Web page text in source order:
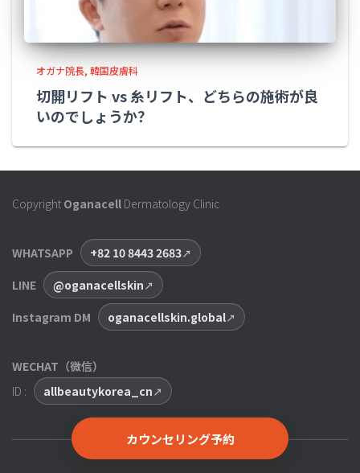
オガナ院長 韓国皮膚科
切開リフト vs 糸リフト、どちらの施術が良
いのでしょうか？
Copyright Oganacell Dermatology Clinic
WHATSAPP
+82 10 8443 2683
LINE
@oganacellskin
Instagram DM
oganacellskin.global
WECHAT（微信）
ID :
allbeautykorea_cn
カウンセリング予約